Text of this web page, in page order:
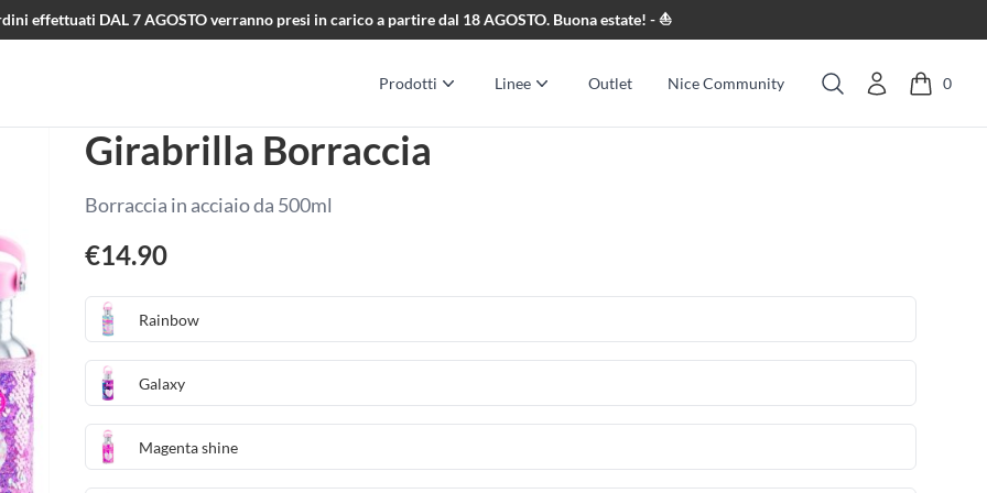
effettuati DAL 7 AGOSTO verranno presi in carico a partire dal 18 AGOSTO. Buona estate! - ⛵
Prodotti Linee Outlet Nice Community
Cerca
0
Girabrilla Borraccia
Borraccia in acciaio da 500ml
€14.90
Rainbow
Galaxy
Magenta shine